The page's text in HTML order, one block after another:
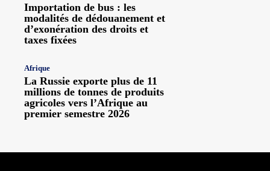
Importation de bus : les
modalités de dédouanement et
d’exonération des droits et
taxes fixées
Afrique
La Russie exporte plus de 11
millions de tonnes de produits
agricoles vers l’Afrique au
premier semestre 2026